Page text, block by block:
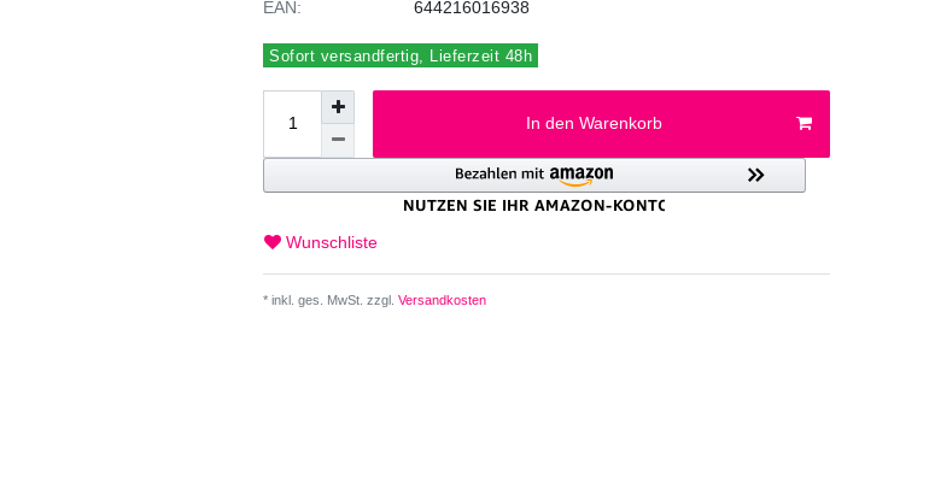
EAN:
644216016938
Sofort versandfertig, Lieferzeit 48h
In den Warenkorb
Wunschliste
* inkl. ges. MwSt. zzgl. Versandkosten